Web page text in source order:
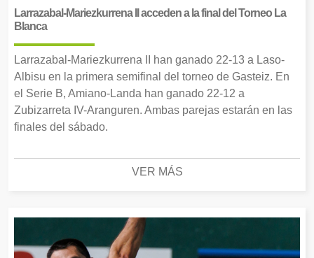
Larrazabal-Mariezkurrena II acceden a la final del Torneo La
Blanca
Larrazabal-Mariezkurrena II han ganado 22-13 a Laso-
Albisu en la primera semifinal del torneo de Gasteiz. En
el Serie B, Amiano-Landa han ganado 22-12 a
Zubizarreta IV-Aranguren. Ambas parejas estarán en las
finales del sábado.
VER MÁS